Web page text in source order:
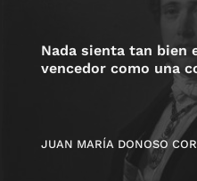
Nada sienta tan bien
vencedor como una
JUAN MARÍA DONOSO